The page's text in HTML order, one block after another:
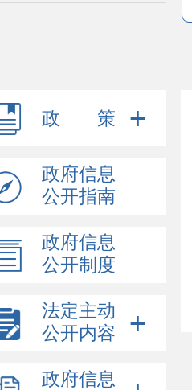
政 策
政府信息
公开指南
政府信息
公开制度
法定主动
公开内容
政府信息